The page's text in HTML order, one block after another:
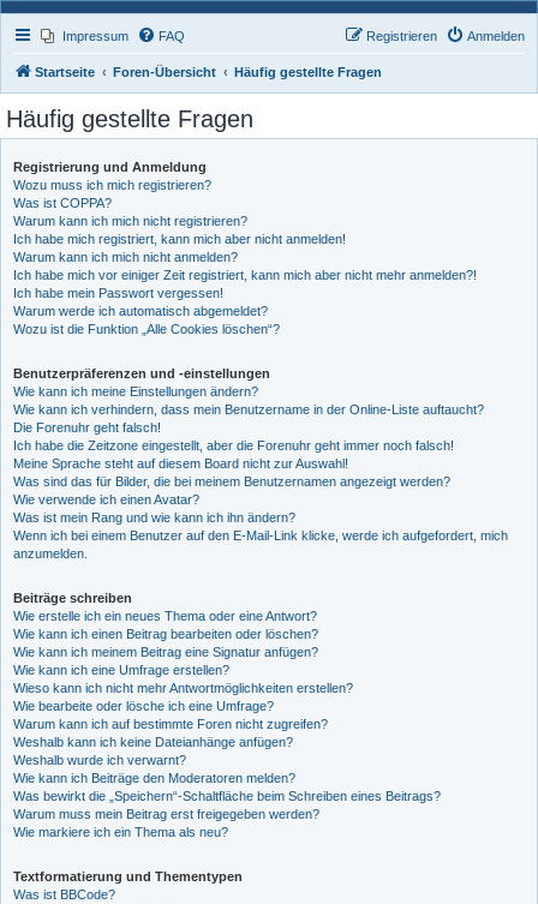
Impressum FAQ Anmelden
Registrieren
Startseite Foren-Übersicht Häufig gestellte Fragen
Häufig gestellte Fragen
Registrierung und Anmeldung
Wozu muss ich mich registrieren?
Was ist COPPA?
Warum kann ich mich nicht registrieren?
Ich habe mich registriert, kann mich aber nicht anmelden!
Warum kann ich mich nicht anmelden?
Ich habe mich vor einiger Zeit registriert, kann mich aber nicht mehr anmelden?!
Ich habe mein Passwort vergessen!
Warum werde ich automatisch abgemeldet?
Wozu ist die Funktion „Alle Cookies löschen“?
Benutzerpräferenzen und -einstellungen
Wie kann ich meine Einstellungen ändern?
Wie kann ich verhindern, dass mein Benutzername in der Online-Liste auftaucht?
Die Forenuhr geht falsch!
Ich habe die Zeitzone eingestellt, aber die Forenuhr geht immer noch falsch!
Meine Sprache steht auf diesem Board nicht zur Auswahl!
Was sind das für Bilder, die bei meinem Benutzernamen angezeigt werden?
Wie verwende ich einen Avatar?
Was ist mein Rang und wie kann ich ihn ändern?
Wenn ich bei einem Benutzer auf den E-Mail-Link klicke, werde ich aufgefordert, mich
anzumelden.
Beiträge schreiben
Wie erstelle ich ein neues Thema oder eine Antwort?
Wie kann ich einen Beitrag bearbeiten oder löschen?
Wie kann ich meinem Beitrag eine Signatur anfügen?
Wie kann ich eine Umfrage erstellen?
Wieso kann ich nicht mehr Antwortmöglichkeiten erstellen?
Wie bearbeite oder lösche ich eine Umfrage?
Warum kann ich auf bestimmte Foren nicht zugreifen?
Weshalb kann ich keine Dateianhänge anfügen?
Weshalb wurde ich verwarnt?
Wie kann ich Beiträge den Moderatoren melden?
Was bewirkt die „Speichern“-Schaltfläche beim Schreiben eines Beitrags?
Warum muss mein Beitrag erst freigegeben werden?
Wie markiere ich ein Thema als neu?
Textformatierung und Thementypen
Was ist BBCode?